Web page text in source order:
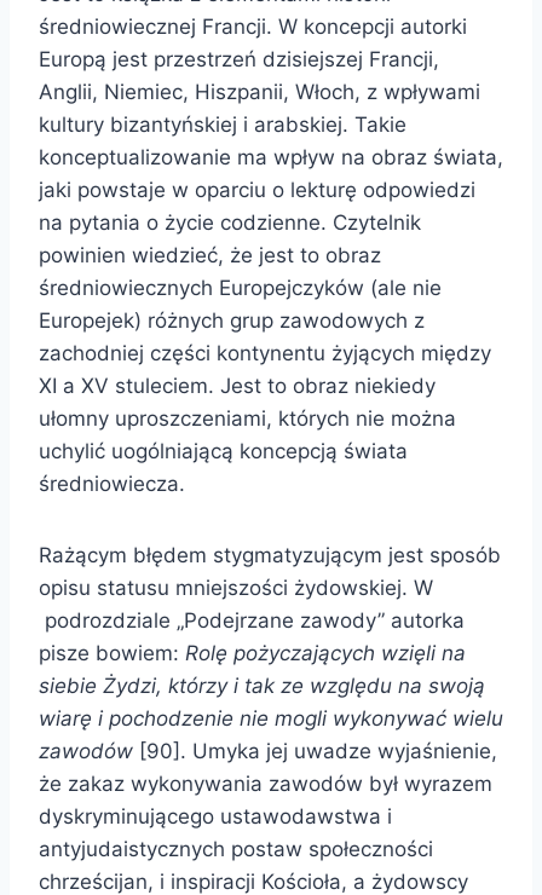
średniowiecznej Francji. W koncepcji autorki
Europą jest przestrzeń dzisiejszej Francji,
Anglii, Niemiec, Hiszpanii, Włoch, z wpływami
kultury bizantyńskiej i arabskiej. Takie
konceptualizowanie ma wpływ na obraz świata,
jaki powstaje w oparciu o lekturę odpowiedzi
na pytania o życie codzienne. Czytelnik
powinien wiedzieć, że jest to obraz
średniowiecznych Europejczyków (ale nie
Europejek) różnych grup zawodowych z
zachodniej części kontynentu żyjących między
XI a XV stuleciem. Jest to obraz niekiedy
ułomny uproszczeniami, których nie można
uchylić uogólniającą koncepcją świata
średniowiecza.
Rażącym błędem stygmatyzującym jest sposób
opisu statusu mniejszości żydowskiej. W
podrozdziale „Podejrzane zawody” autorka
pisze bowiem: Rolę pożyczających wzięli na
siebie Żydzi, którzy i tak ze względu na swoją
wiarę i pochodzenie nie mogli wykonywać wielu
zawodów [90]. Umyka jej uwadze wyjaśnienie,
że zakaz wykonywania zawodów był wyrazem
dyskryminującego ustawodawstwa i
antyjudaistycznych postaw społeczności
chrześcijan, i inspiracji Kościoła, a żydowscy